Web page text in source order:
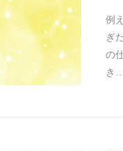
例
ぎ
の
き…